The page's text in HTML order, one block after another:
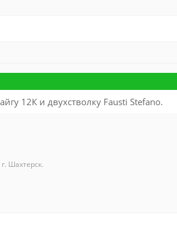
12К и двухстволку Fausti Stefano.
Шахтерск.